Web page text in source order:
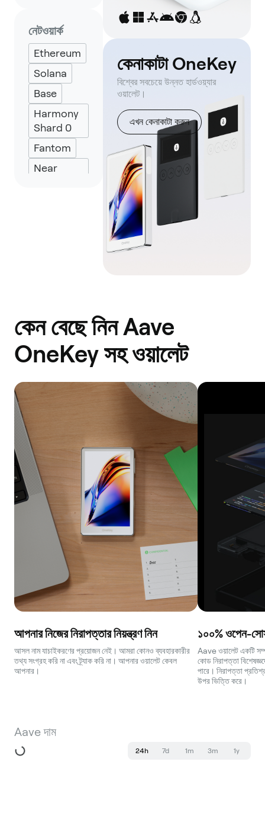
Solflare
Backpack
Keplr
Eternl
UniSat
নেটওয়ার্ক
Ethereum
Solana
Base
Harmony
Shard 0
Fantom
Near
Optimism
কেনাকাটা OneKey
বিশ্বের সবচেয়ে উন্নত হার্ডওয়্যার
ওয়ালেট।
এখন কেনাকাটা করুন
কেন বেছে নিন Aave
OneKey সহ ওয়ালেট
আপনার নিজের নিরাপত্তার নিয়ন্ত্রণ নিন
আসল নাম যাচাইকরণের প্রয়োজন নেই। আমরা কোনও ব্যবহারকারীর
তথ্য সংগ্রহ করি না এবং ট্র্যাক করি না। আপনার ওয়ালেট কেবল
আপনার।
১০০% ওপেন-
Aave ওয়ালেট একটি
কোড নিরাপত্তা
পারে। নিরাপত্তা
উপর ভিত্তি করে।
Aave দাম
24h 7d 1m 3m 1y